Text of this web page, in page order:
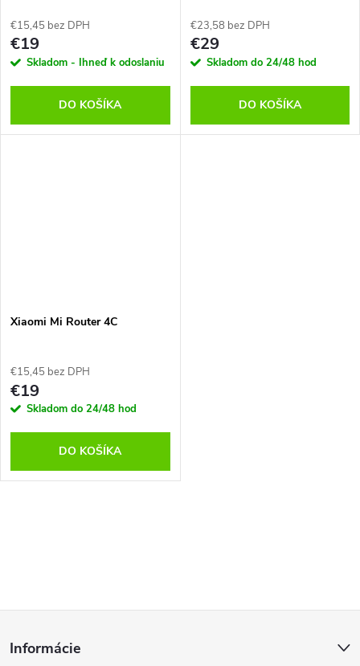
€15,45 bez DPH
€19
Skladom - Ihneď k odoslaniu
DO KOŠÍKA
€23,58 bez DPH
€29
Skladom do 24/48 hod
DO KOŠÍKA
Xiaomi Mi Router 4C
€15,45 bez DPH
€19
Skladom do 24/48 hod
DO KOŠÍKA
d
Informácie